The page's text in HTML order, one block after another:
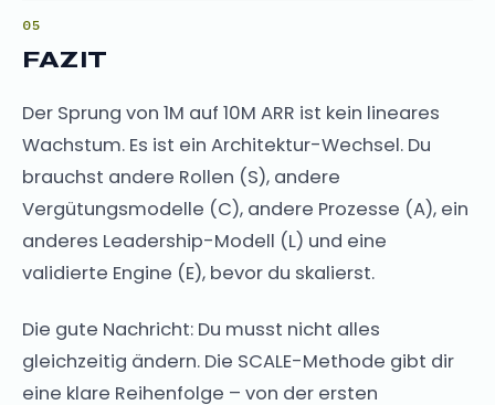
FAZIT
Der Sprung von 1M auf 10M ARR ist kein lineares
Wachstum. Es ist ein Architektur-Wechsel. Du
brauchst andere Rollen (S), andere
Vergütungsmodelle (C), andere Prozesse (A), ein
anderes Leadership-Modell (L) und eine
validierte Engine (E), bevor du skalierst.
Die gute Nachricht: Du musst nicht alles
gleichzeitig ändern. Die SCALE-Methode gibt dir
eine klare Reihenfolge – von der ersten